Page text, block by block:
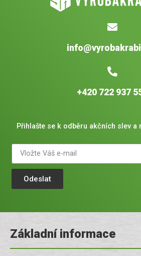
+420 722 937
Přihlašte se k odběru akčních slev a
Odeslat
Základní informace